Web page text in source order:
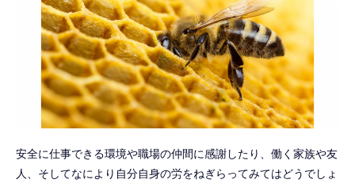
安全に仕事できる環境や職場の仲間に感謝したり、働く家族や友
人、そしてなにより自分自身の労をねぎらってみてはどうでしょ